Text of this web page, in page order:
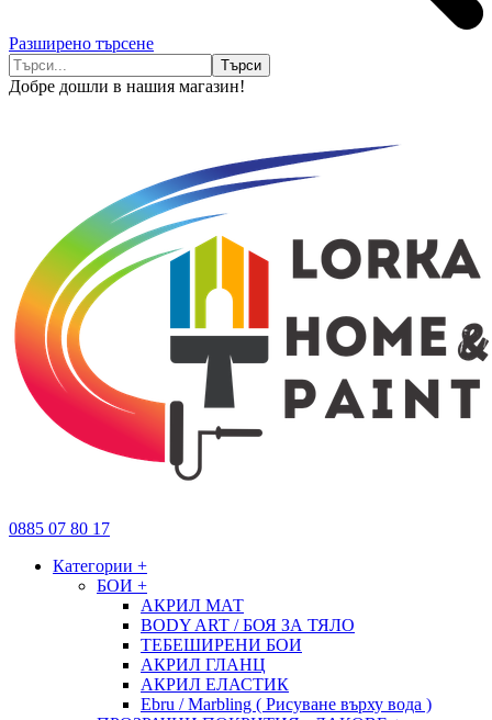
Разширено търсене
Добре дошли в нашия магазин!
0885 07 80 17
Категории +
БОИ +
АКРИЛ МАТ
BODY ART / БОЯ ЗА ТЯЛО
ТЕБЕШИРЕНИ БОИ
АКРИЛ ГЛАНЦ
АКРИЛ ЕЛАСТИК
Ebru / Marbling ( Рисуване върху вода )